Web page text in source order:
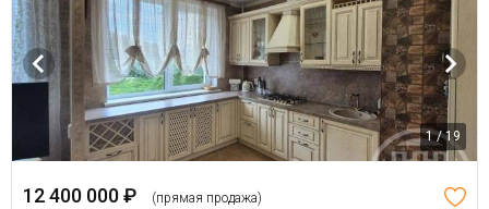
1 / 19
12 400 000 ₽ (прямая продажа)